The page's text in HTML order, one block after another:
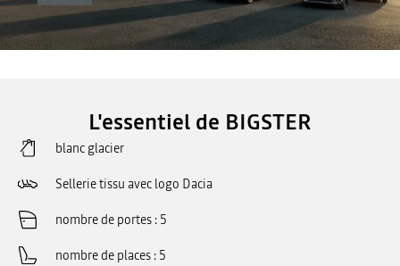
L'essentiel de BIGSTER
blanc glacier
Sellerie tissu avec logo Dacia
nombre de portes 5
nombre de places 5